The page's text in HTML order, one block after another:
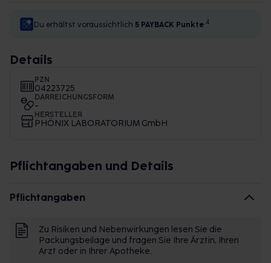
Du erhältst voraussichtlich 5 PAYBACK Punkte 4
Details
PZN
04223725
DARREICHUNGSFORM
-
HERSTELLER
PHÖNIX LABORATORIUM GmbH
Pflichtangaben und Details
Pflichtangaben
Zu Risiken und Nebenwirkungen lesen Sie die
Packungsbeilage und fragen Sie Ihre Ärztin, Ihren
Arzt oder in Ihrer Apotheke.